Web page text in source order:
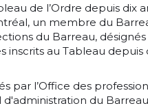
de l’Ordre depuis dix
un membre du
du Barreau,
au Tableau depuis
par l’Office des
du